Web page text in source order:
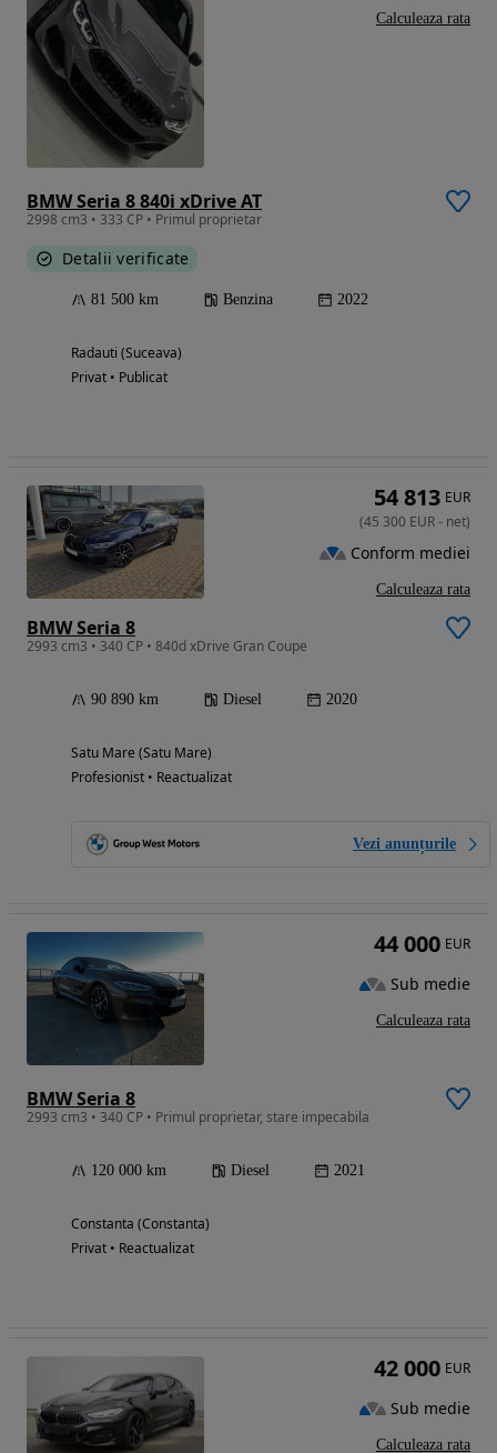
BMW Seria 8 840i xDrive AT
2998 cm3 • 333 CP • Primul proprietar
Detalii verificate
81 500 km Benzina 2022
Radauti (Suceava)
Privat • Publicat
Calculeaza rata
BMW Seria 8
2993 cm3 • 340 CP • 840d xDrive Gran Coupe
90 890 km Diesel 2020
Satu Mare (Satu Mare)
Profesionist • Reactualizat
Vezi anunțurile
54 813 EUR
(45 300 EUR- net)
Conform mediei
Calculeaza rata
BMW Seria 8
2993 cm3 • 340 CP • Primul proprietar, stare impecabila
120 000 km Diesel 2021
Constanta (Constanta)
Privat • Reactualizat
44 000 EUR
Sub medie
Calculeaza rata
42 000 EUR
Sub medie
Calculeaza rata